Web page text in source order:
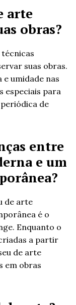
arte
obras?
suas obras.
umidade nas
especiais para
de
entre
e um
de arte
é o
Enquanto o
a partir
de arte
em obras